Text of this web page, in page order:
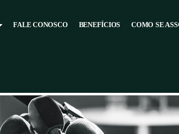
FALE CONOSCO BENEFÍCIOS COMO SE